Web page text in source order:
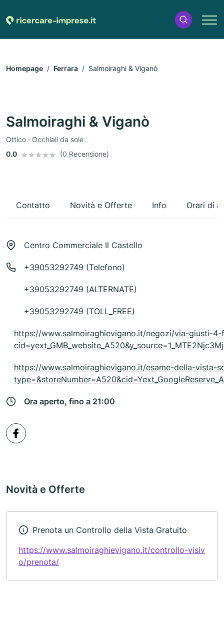
Homepage Ferrara Salmoiraghi & Viganò
Salmoiraghi & Viganò
Ottico · Occhiali da sole
0.0
(0 Recensione)
Contatto Novità e Offerte Info Orari di
Centro Commerciale Il Castello
+39053292749 (Telefono)
+39053292749 (ALTERNATE)
+39053292749 (TOLL_FREE)
https://www.salmoiraghievigano.it/negozi/via-giusti-4-
https://www.salmoiraghievigano.it/esame-della-vista-
Ora aperto, fino a 21:00
Novità e Offerte
Prenota un Controllo della Vista Gratuito
https://www.salmoiraghievigano.it/controllo-visiv
o/prenota/